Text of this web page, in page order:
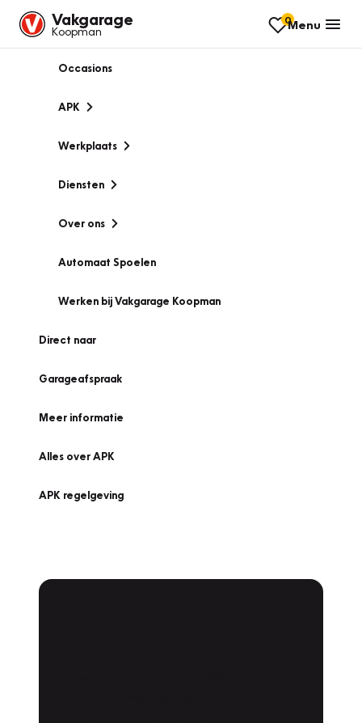
Vakgarage
Koopman
0Menu
Occasions
APK
Werkplaats
Diensten
Over ons
Automaat Spoelen
Werken bij Vakgarage Koopman
Direct naar
Garageafspraak
Meer informatie
Alles over APK
APK regelgeving